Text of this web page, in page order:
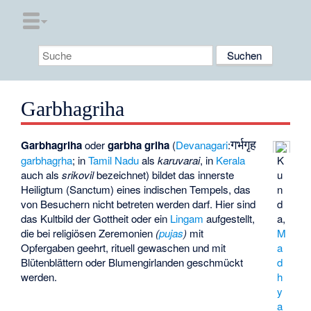
Garbhagriha
K
u
n
d
a,
M
a
d
h
y
a
Garbhagrihaodergarbha griha (Devanagari:गर्भगृह
garbhagṛha; inTamil Nadualskaruvarai, in Kerala
auch alssrikovilbezeichnet) bildet das innerste
Heiligtum (Sanctum) eines indischen Tempels, das
von Besuchern nicht betreten werden darf. Hier sind
das Kultbild der Gottheit oder ein Lingam aufgestellt,
die bei religiösen Zeremonien (pujas) mit
Opfergaben geehrt, rituell gewaschen und mit
Blütenblättern oder Blumengirlanden geschmückt
werden.